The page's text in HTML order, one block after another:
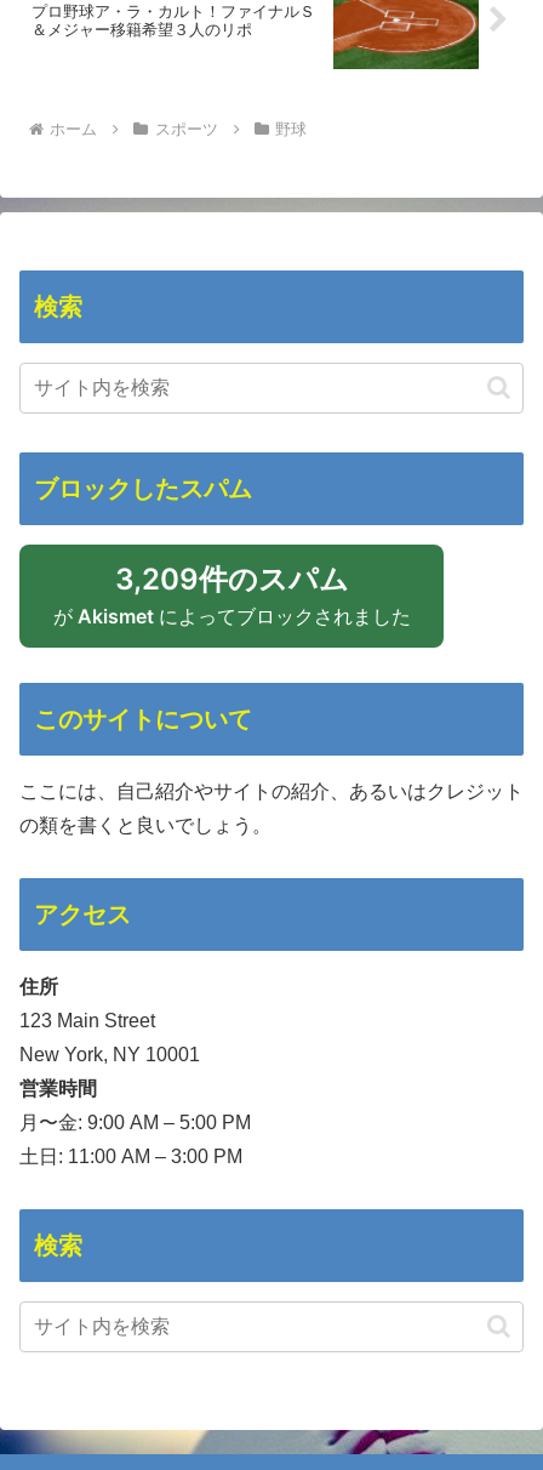
プロ野球ア・ラ・カルト！ファイナルＳ
＆メジャー移籍希望３人のリポ
ホーム スポーツ 野球
検索
ブロックしたスパム
3,209件のスパム
が Akismetによってブロックされました
このサイトについて
ここには、自己紹介やサイトの紹介、あるいはクレジット
の類を書くと良いでしょう。
アクセス
住所
123 Main Street
New York, NY 10001
営業時間
月〜金: 9:00 AM – 5:00 PM
土日: 11:00 AM – 3:00 PM
検索